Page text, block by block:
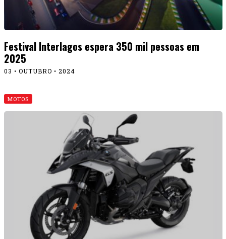
Festival Interlagos espera 350 mil pessoas em
2025
03 • OUTUBRO • 2024
MOTOS